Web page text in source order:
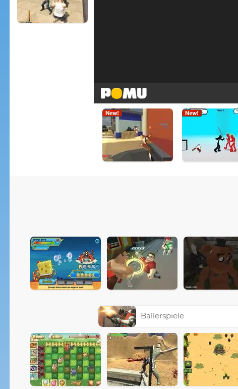
Ballerspiele